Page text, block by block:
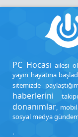
PC Hocası ailesi
yayın hayatına
sitemizde
haberlerini
donanımlar, mobil
sosyal medya
.